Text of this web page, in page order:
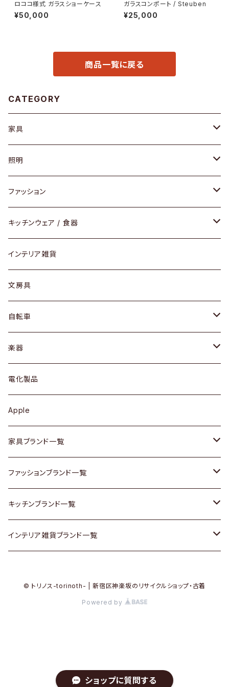
ショップに質問する
ロココ様式 ガラスショーケース
¥50,000
ガラスコンポート / Steuben
¥25,000
商品一覧に戻る
CATEGORY
家具
ソファ / ベンチ
チェア / スツール
ダイニングセット / ダイニングテーブル
ローテーブル / サイドテーブル
デスク / コンソール
ドレッサー
シェルフ
キュリオケース / 飾り棚
カップボード / 食器棚
チェスト
その他家具
Vintageヴィンテージ / Antiqueアンティーク
Designers / デザイナーズ
照明
ペンダントライト
テーブルランプ / デスクスタンド
フロアライト
ファッション
アクセサリー
リング
ピアス / イヤリング
財布
バッグ
アウター
トップス
ワンピース
ボトムス
靴
スカーフ
腕時計
Vintage / ヴィンテージ
キッチンウェア / 食器
グラス / タンブラー
カップ / マグ
プレート / ボウル
カトラリー
ケトル / ティーポット
鍋 / フライパン
Vintage / ヴィンテージ
銀製品
和物 / 作家物
その他キッチン雑貨
インテリア雑貨
文房具
自転車
dahon
楽器
ギター
ベース
その他楽器
電化製品
Apple
家具ブランド一覧
ACME Furniture / アクメ ファニチャー
ACTUS / アクタス
arflex / アルフレックス
ファッションブランド一覧
agnes b / アニエス ベー
BALLY / バリー
キッチンブランド一覧
ARABIA / アラビア
インテリア雑貨ブランド一覧
© トリノス-torinoth- | 新宿区神楽坂のリサイクルショップ・古着
Powered by